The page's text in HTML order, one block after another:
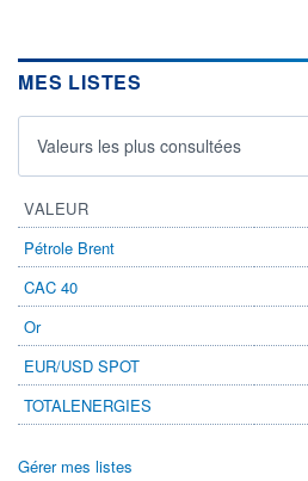
MES LISTES
Valeurs les plus consultées
VALEUR
Pétrole Brent
CAC 40
Or
EUR/USD SPOT
TOTALENERGIES
Gérer mes listes